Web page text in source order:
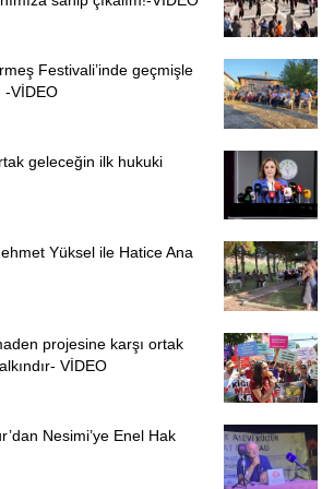
Alevi, Tahtacılar, Aydın, Osmanlı, Tahrir
as
community defined themselves-or who
of “Alevis.” Although the number of
Tahtacıs has dramatically increased in
been analyzed from the folkloric
from taxes such as avârız-ı
örfiye in
in providing timber to citadels and
Festivali’inde geçmişle
-VİDEO
geleceğin ilk hukuki
Yüksel ile Hatice Ana
projesine karşı ortak
VİDEO
Nesimi’ye Enel Hak